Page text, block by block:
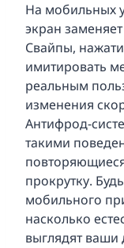
На мобильных
экран
Свайпы,
имитировать
реальным
изменения
Антифрод-
такими
прокрутку.
мобильного
насколько
выглядят ваши